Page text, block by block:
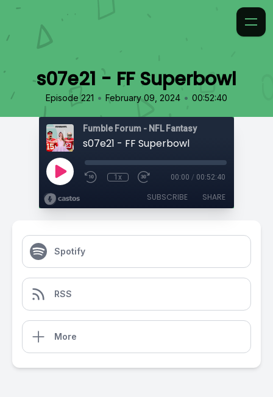
s07e21 - FF Superbowl
Episode 221 • February 09, 2024 • 00:52:40
Fumble Forum - NFL Fantasy
s07e21 - FF Superbowl
1x 00:00 / 00:52:40
SUBSCRIBE SHARE
Spotify
RSS
More